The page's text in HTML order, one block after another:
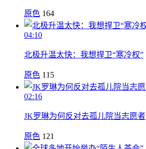
原色 164
04:10
北极升温太快：我想捍卫“寒冷权”
原色 115
02:16
JK罗琳为何反对去孤儿院当志愿者
原色 121